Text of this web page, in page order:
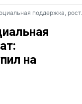
зарплат: Владимир Путин выступил на ПМЭФ-2023
на